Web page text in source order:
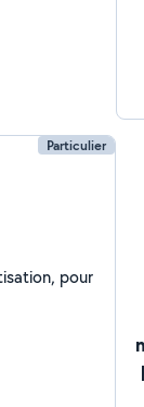
Particulier
pour